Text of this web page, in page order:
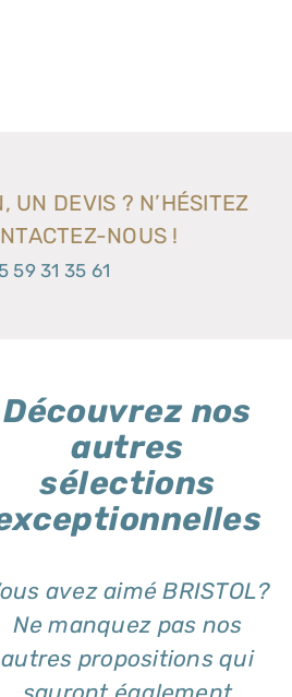
UN DEVIS ? N’HÉSITEZ
NOUS !
59 31 35 61
Découvrez nos
autres
sélections
avez aimé BRISTOL?
Ne manquez pas nos
autres propositions qui